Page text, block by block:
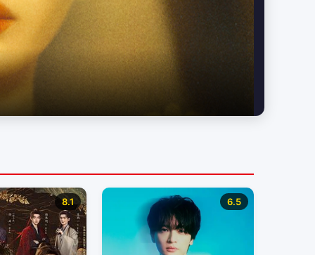
8.1 6.5